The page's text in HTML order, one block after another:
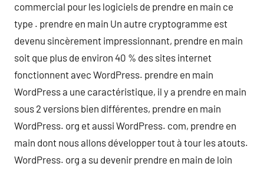
commercial pour les logiciels de prendre en main ce
type . prendre en main Un autre cryptogramme est
devenu sincèrement impressionnant, prendre en main
soit que plus de environ 40 % des sites internet
fonctionnent avec WordPress. prendre en main
WordPress a une caractéristique, il y a prendre en main
sous 2 versions bien différentes, prendre en main
WordPress. org et aussi WordPress. com, prendre en
main dont nous allons développer tout à tour les atouts.
WordPress. org a su devenir prendre en main de loin